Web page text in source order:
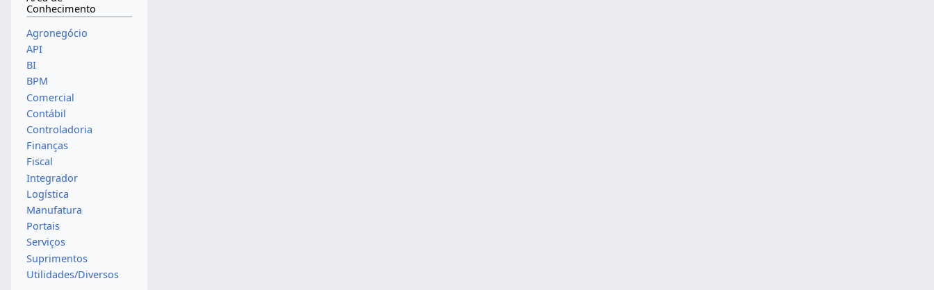
Conhecimento
Agronegócio
API
BI
BPM
Comercial
Contábil
Controladoria
Finanças
Fiscal
Integrador
Logística
Manufatura
Portais
Serviços
Suprimentos
Utilidades/Diversos